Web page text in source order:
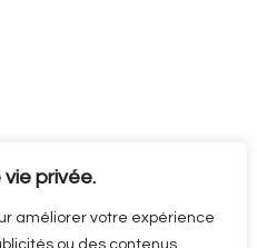
privée.
améliorer votre expérience
ou des contenus